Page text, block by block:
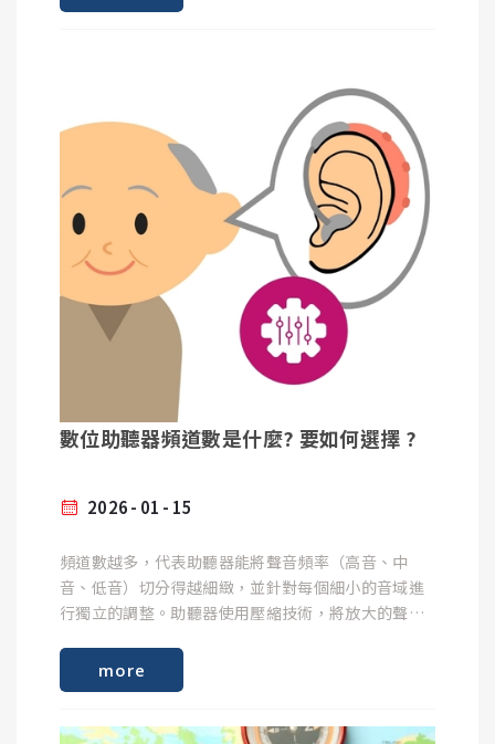
Mimi Hearing Test 與「聽力測試&耳鹷測試App」
差不多，測試結果會顯示受測者的聽力年齡範圍，並
呈現聽力圖。使用者也可以申請登入帳號，記錄每次
測驗結果，進行追蹤比較。
步驟1 :
開啟App，點選「Get Started」後，會跳出支援的耳
機清單，選擇在清單上的耳機，在測試較為準確，如
耳機不在清單上，將畫面滑至最下方，選擇Others即
可繼續測試。
步驟2 :
請在安靜的環境下: 接下來App會利用手機麥克風，偵
試，並點選「Next」。
設定你的手機及耳機:
關如等化器、杜比音效等音訊設定
關閉輔助功能設定，如聲音放大器、耳機調整等
聽覺剝奪不只是「耳朵聽不到」，更嚴重的是大腦功
語言理解力下降： 即使後來戴上助聽器，聲音變大
了，大腦可能也「聽不懂」了。這是因為大腦辨識語
音的神經連結已經退化，導致「聽得到聲音，卻聽不
懂內容」。
腦萎縮與認知退化： 研究發現，長期聽損會加速大腦
灰質萎縮，並增加罹患失智症的風險。
及早配戴助聽設備： 一旦確診有聽力損失，應盡早配
戴助聽器或植入人工耳蝸，持續刺激大腦。
什麼是單側聽損
劣耳平均純音聽力閾值大於20分貝，或兩個頻率以上
單側聽損遇到的困擾
聲音定位困難：
大腦需要雙耳的聽覺與時間差來判斷聲音來源，如只
有單耳聆聽，比較無法聽清聲音來源方向。例如：過
馬路時判斷車子在哪、有人叫你時不知道往哪看。
雞尾酒會效應（雜音干擾）：
在嘈雜環境（餐廳、辦公室）中，單耳很難從背景噪
聽覺剝奪（Auditory Deprivation）：
長期不刺激受損的那隻耳朵，大腦負責該耳的聽覺區
域會逐漸退化，未來若想再戴助聽器，效果會大打折
扣。
大腦疲勞：
15
01
2026
數位助聽器頻道數是什麼? 要如何選擇 ?
頻道數越多，代表助聽器能將聲音頻率（高音、中
音、低音）切分得越細緻，並針對每個細小的音域進
行獨立的調整。助聽器使用壓縮技術，將放大的聲音
佳聆聽狀態，使得小聲音聽得清楚、一般對話音量聽
的清楚、大的聲音不會造成不舒服。
more